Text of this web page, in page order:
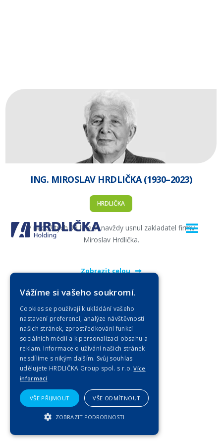
ING. MIROSLAV HRDLIČKA (1930–2023)
HRDLIČKA
V nedožitých 93 letech navždy usnul zakladatel firmy
Miroslav Hrdlička.
Zobrazit celou
Vážíme si vašeho soukromí.
Cookies se používají k ukládání vašeho
nastavení preferencí, analýze návštěvnosti
našich stránek, zprostředkování funkcí
sociálních médií a k personalizaci obsahu a
reklam. Informace o užívání našich stránek
nesdílíme s nikým dalším. Svůj souhlas
udělujete HRDLIČKA Group spol. s r.o.Více
informací
VŠE PŘIJMOUT VŠE ODMÍTNOUT
ZOBRAZIT PODROBNOSTI
NEZBYTNĚ NUTNÉ SOUBORY